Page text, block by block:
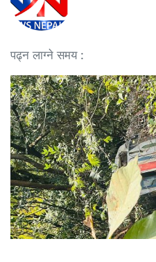
पढ्न लाग्ने समय :